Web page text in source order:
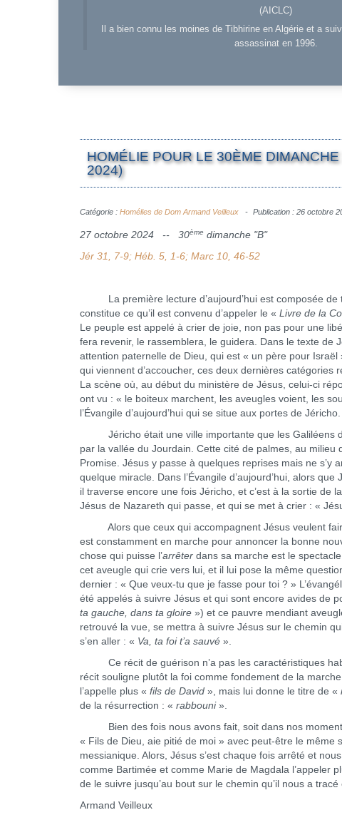
(AICLC)
Il a bien connu les moines de Tibhirine en Algérie et a
assassinat en 1996.
HOMÉLIE POUR LE 30ÈME
2024)
Catégorie : Homélies de Dom Armand Veilleux Publication : 26 octobre
27 octobre 2024 -- 30ème dimanche "B"
Jér 31, 7-9; Héb. 5, 1-6; Marc 10, 46-52
La première lecture d’aujourd’hui est composée de
constitue ce qu’il est convenu d’appeler le « Livre de la
Le peuple est appelé à crier de joie, non pas pour une
fera revenir, le rassemblera, le guidera. Dans le texte de
attention paternelle de Dieu, qui est « un père pour
qui viennent d’accoucher, ces deux dernières
La scène où, au début du ministère de Jésus, celui-ci
ont vu : « le boiteux marchent, les aveugles voient, les
l’Évangile d’aujourd’hui qui se situe aux portes de Jéricho.
Jéricho était une ville importante que les Galiléens
par la vallée du Jourdain. Cette cité de palmes, au milieu
Promise. Jésus y passe à quelques reprises mais ne s’y
quelque miracle. Dans l’Évangile d’aujourd’hui, alors
il traverse encore une fois Jéricho, et c’est à la sortie de
Jésus de Nazareth qui passe, et qui se met à crier : «
Alors que ceux qui accompagnent Jésus veulent
est constamment en marche pour annoncer la bonne
chose qui puisse l’arrêter dans sa marche est le
cet aveugle qui crie vers lui, et il lui pose la même
dernier : « Que veux-tu que je fasse pour toi ? »
été appelés à suivre Jésus et qui sont encore avides de
ta gauche, dans ta gloire ») et ce pauvre mendiant
retrouvé la vue, se mettra à suivre Jésus sur le chemin
s’en aller : « Va, ta foi t’a sauvé ».
Ce récit de guérison n’a pas les caractéristiques
récit souligne plutôt la foi comme fondement de la
l’appelle plus « fils de David », mais lui donne le titre de «
de la résurrection : « rabbouni».
Bien des fois nous avons fait, soit dans nos
« Fils de Dieu, aie pitié de moi » avec peut-être le même
messianique. Alors, Jésus s’est chaque fois arrêté et
comme Bartimée et comme Marie de Magdala l’appeler
de le suivre jusqu’au bout sur le chemin qu’il nous a
Armand Veilleux